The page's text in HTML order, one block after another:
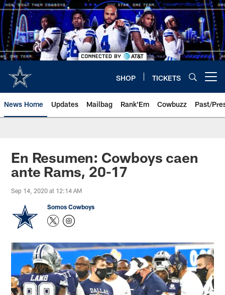
Skip
to
main
content
SHOP TICKETS
News Home Updates Mailbag Rank'Em Cowbuzz Past/
En Resumen: Cowboys caen
ante Rams, 20-17
Sep 14, 2020 at 12:14 AM
Somos Cowboys